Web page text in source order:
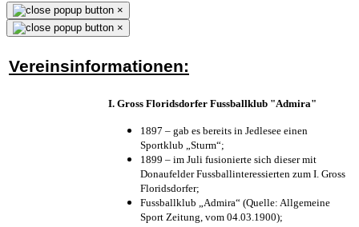
×
×
Vereinsinformationen:
I. Gross Floridsdorfer Fussballklub "Admira"
1897 – gab es bereits in Jedlesee einen
Sportklub „Sturm“;
1899 – im Juli fusionierte sich dieser mit
Donaufelder Fussballinteressierten zum I. Gross
Floridsdorfer;
Fussballklub „Admira“ (Quelle: Allgemeine
Sport Zeitung, vom 04.03.1900);